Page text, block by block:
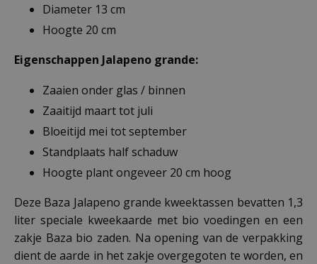
Diameter 13 cm
Hoogte 20 cm
Eigenschappen Jalapeno grande:
Zaaien onder glas / binnen
Zaaitijd maart tot juli
Bloeitijd mei tot september
Standplaats half schaduw
Hoogte plant ongeveer 20 cm hoog
Deze Baza Jalapeno grande kweektassen bevatten 1,3
liter speciale kweekaarde met bio voedingen en een
zakje Baza bio zaden. Na opening van de verpakking
dient de aarde in het zakje overgegoten te worden, en